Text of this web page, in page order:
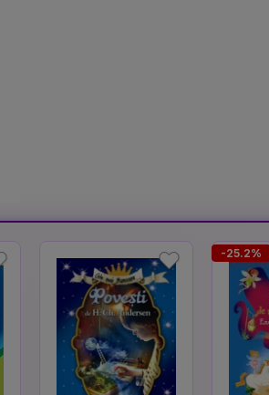
-25.2%